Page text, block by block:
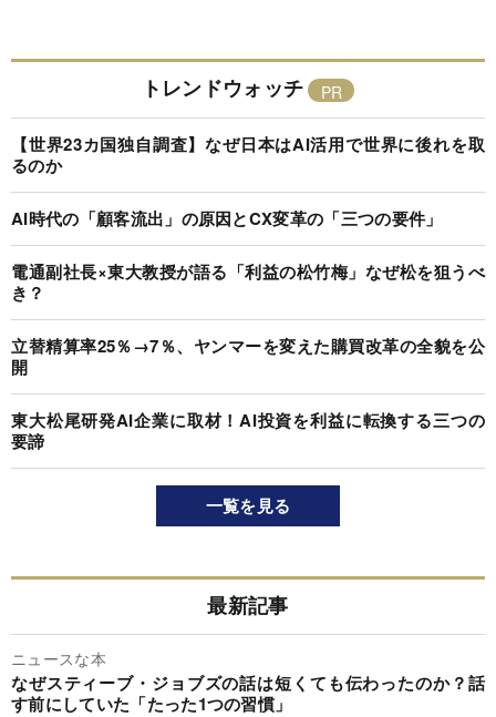
トレンドウォッチ
【世界23カ国独自調査】なぜ日本はAI活用で世界に後れを取
るのか
AI時代の「顧客流出」の原因とCX変革の「三つの要件」
電通副社長×東大教授が語る「利益の松竹梅」なぜ松を狙うべ
き？
立替精算率25％→7％、ヤンマーを変えた購買改革の全貌を公
開
東大松尾研発AI企業に取材！AI投資を利益に転換する三つの
要諦
一覧を見る
最新記事
ニュースな本
なぜスティーブ・ジョブズの話は短くても伝わったのか？話
す前にしていた「たった1つの習慣」